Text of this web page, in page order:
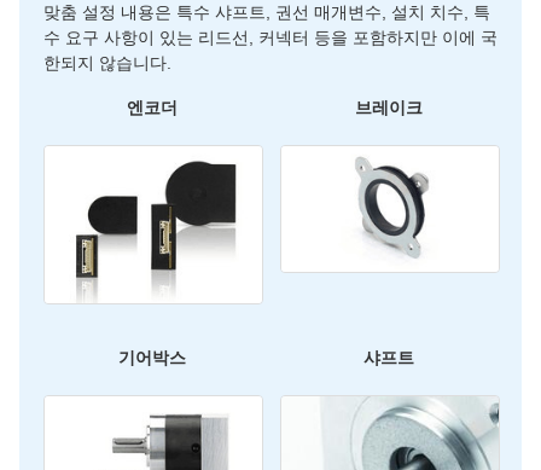
맞춤 설정 내용은 특수 샤프트, 권선 매개변수, 설치 치수, 특
수 요구 사항이 있는 리드선, 커넥터 등을 포함하지만 이에 국
한되지 않습니다.
엔코더 브레이크
기어박스 샤프트